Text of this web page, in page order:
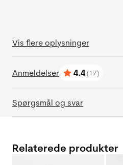
Vis flere oplysninger
Anmeldelser
Vurdering:
4.4(17)
ud af 5 stjerner
Spørgsmål og svar
Relaterede produkter